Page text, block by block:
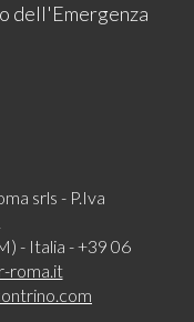
dell'Emergenza
srls - P.Iva
- Italia - +39 06
roma.it